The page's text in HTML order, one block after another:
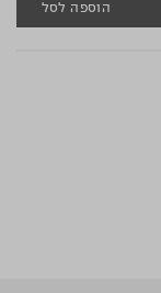
הוספה לסל